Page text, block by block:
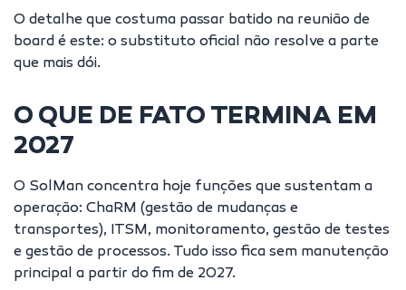
O detalhe que costuma passar batido na reunião de
board é este: o substituto oficial não resolve a parte
que mais dói.
O QUE DE FATO TERMINA EM
2027
O SolMan concentra hoje funções que sustentam a
operação: ChaRM (gestão de mudanças e
transportes), ITSM, monitoramento, gestão de testes
e gestão de processos. Tudo isso fica sem manutenção
principal a partir do fim de 2027.